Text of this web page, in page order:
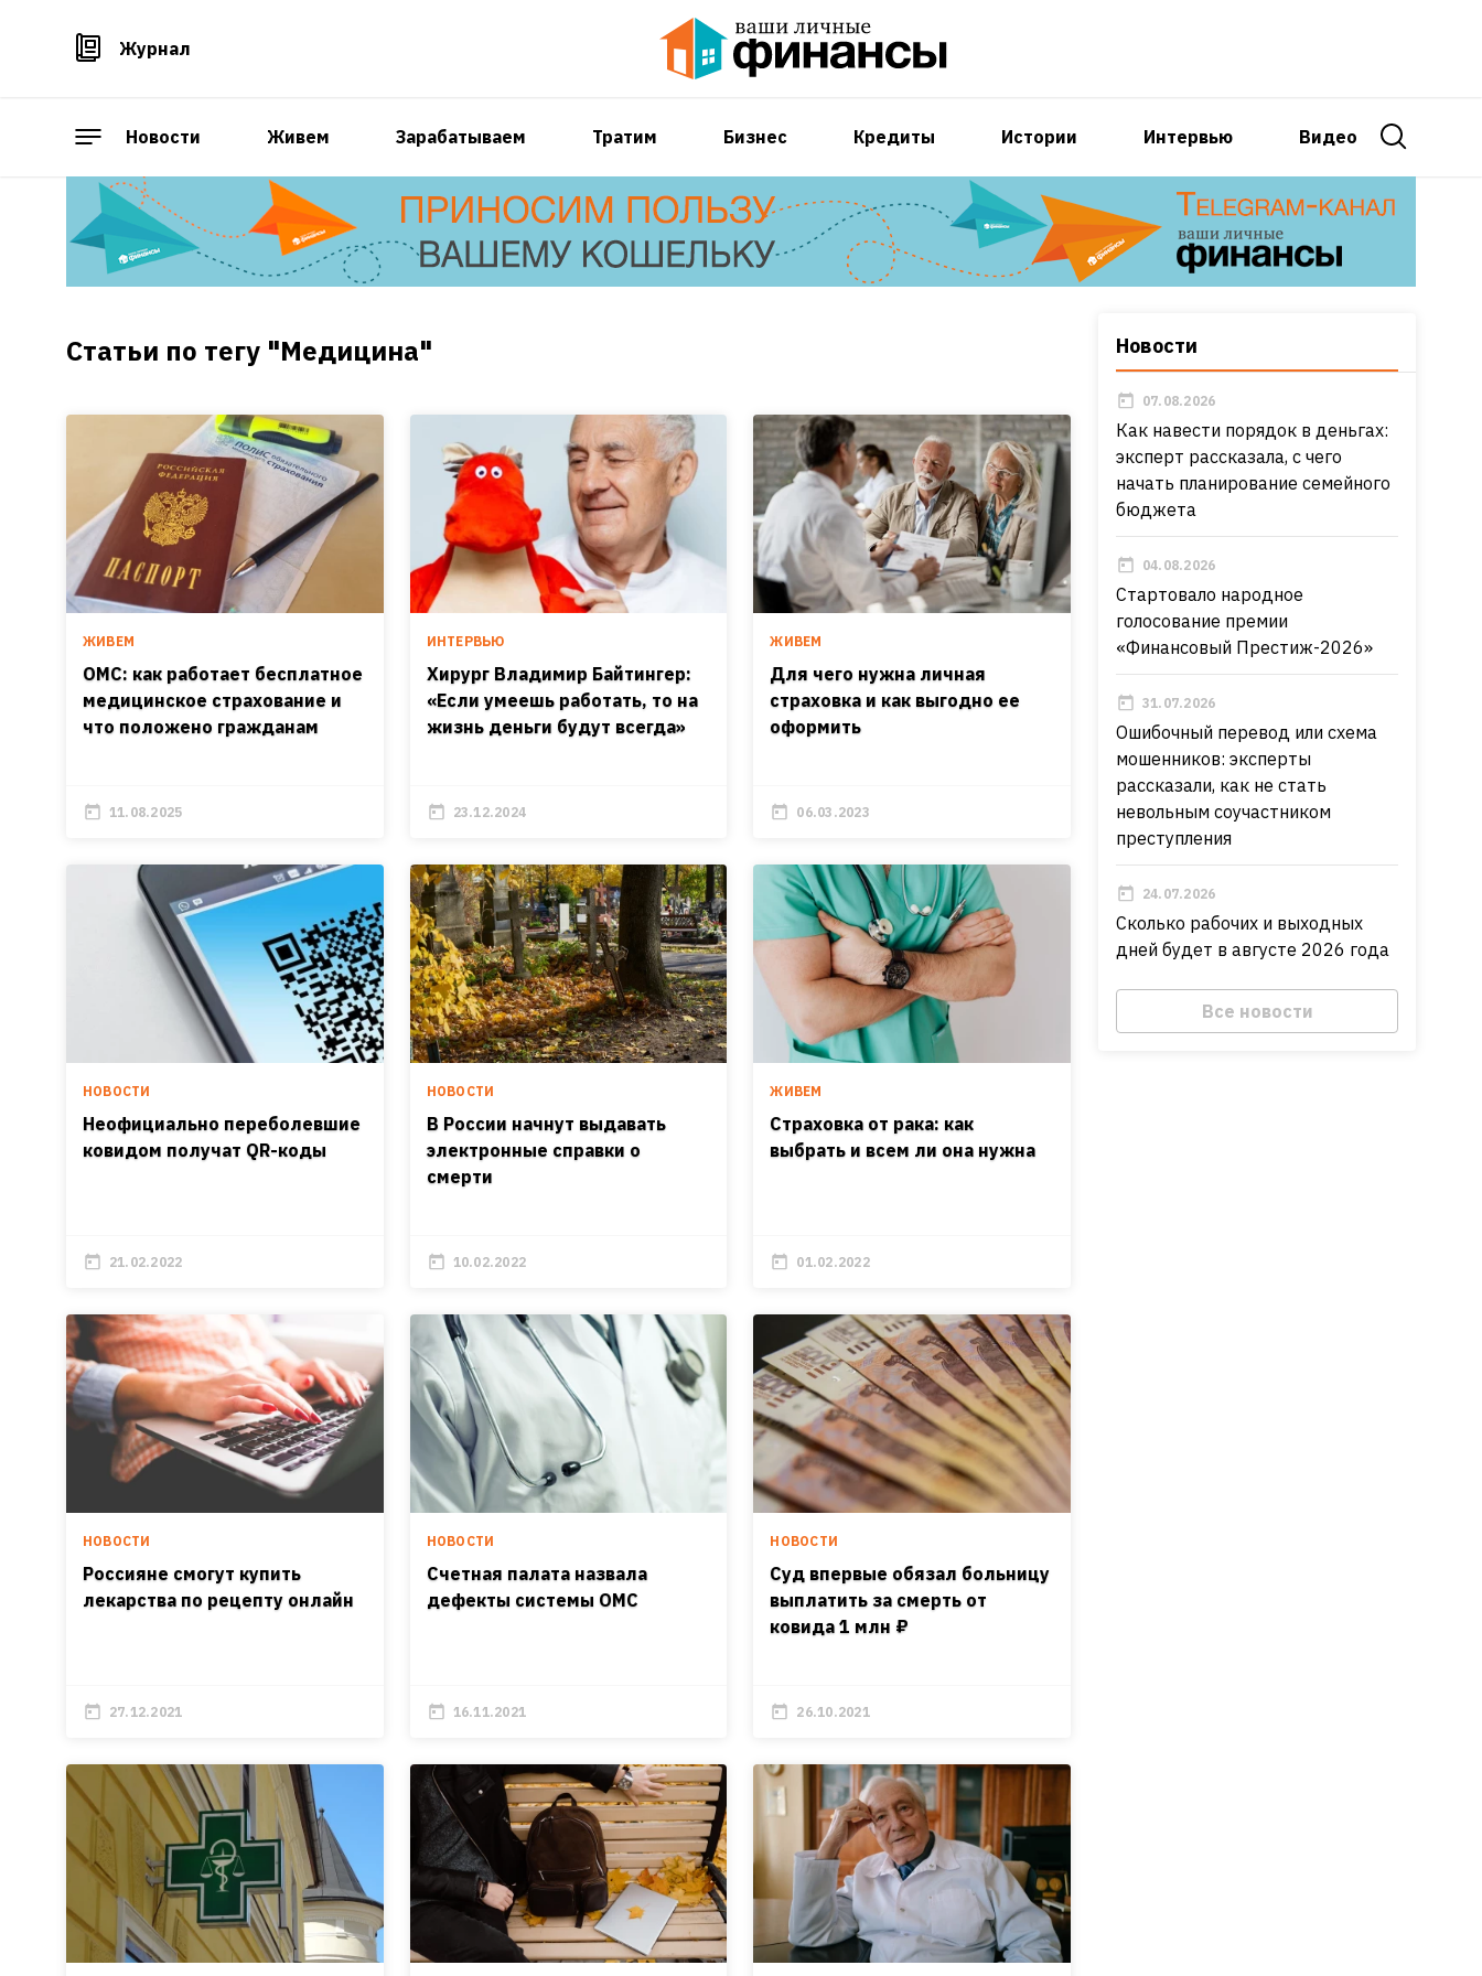
Журнал
Новости Живем Зарабатываем Тратим Бизнес Кредиты Истории Интервью Видео
Статьи по тегу "Медицина"
ЖИВЕМ
ОМС: как работает бесплатное
медицинское страхование и
что положено гражданам
11.08.2025
ИНТЕРВЬЮ
Хирург Владимир Байтингер:
«Если умеешь работать, то на
жизнь деньги будут всегда»
23.12.2024
ЖИВЕМ
Для чего нужна личная
страховка и как выгодно ее
оформить
06.03.2023
НОВОСТИ
Неофициально переболевшие
ковидом получат QR-коды
21.02.2022
НОВОСТИ
В России начнут выдавать
электронные справки о
смерти
10.02.2022
ЖИВЕМ
Страховка от рака: как
выбрать и всем ли она нужна
01.02.2022
НОВОСТИ
Россияне смогут купить
лекарства по рецепту онлайн
27.12.2021
НОВОСТИ
Счетная палата назвала
дефекты системы ОМС
16.11.2021
НОВОСТИ
Суд впервые обязал больницу
выплатить за смерть от
ковида 1 млн ₽
26.10.2021
Новости
07.08.2026
Как навести порядок в деньгах:
эксперт рассказала, с чего
начать планирование семейного
бюджета
04.08.2026
Стартовало народное
голосование премии
«Финансовый Престиж-2026»
31.07.2026
Ошибочный перевод или схема
мошенников: эксперты
рассказали, как не стать
невольным соучастником
преступления
24.07.2026
Сколько рабочих и выходных
дней будет в августе 2026 года
Все новости